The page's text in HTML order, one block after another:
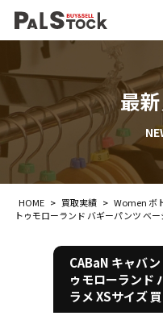
最
HOME > 買取実績 > Women ボ
トゥモローランド バギーパンツ ベー
CABaN キャバ
ゥモローランド
ラメ XSサイズ